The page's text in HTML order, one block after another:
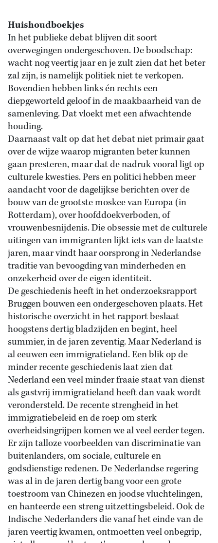
Huishoudboekjes
In het publieke debat blijven dit soort
overwegingen ondergeschoven. De boodschap:
wacht nog veertig jaar en je zult zien dat het beter
zal zijn, is namelijk politiek niet te verkopen.
Bovendien hebben links én rechts een
diepgeworteld geloof in de maakbaarheid van de
samenleving. Dat vloekt met een afwachtende
houding.
Daarnaast valt op dat het debat niet primair gaat
over de wijze waarop migranten beter kunnen
gaan presteren, maar dat de nadruk vooral ligt op
culturele kwesties. Pers en politici hebben meer
aandacht voor de dagelijkse berichten over de
bouw van de grootste moskee van Europa (in
Rotterdam), over hoofddoekverboden, of
vrouwenbesnijdenis. Die obsessie met de culturele
uitingen van immigranten lijkt iets van de laatste
jaren, maar vindt haar oorsprong in Nederlandse
traditie van bevoogding van minderheden en
onzekerheid over de eigen identiteit.
De geschiedenis heeft in het onderzoeksrapport
Bruggen bouwen een ondergeschoven plaats. Het
historische overzicht in het rapport beslaat
hoogstens dertig bladzijden en begint, heel
summier, in de jaren zeventig. Maar Nederland is
al eeuwen een immigratieland. Een blik op de
minder recente geschiedenis laat zien dat
Nederland een veel minder fraaie staat van dienst
als gastvrij immigratieland heeft dan vaak wordt
verondersteld. De recente strengheid in het
immigratiebeleid en de roep om sterk
overheidsingrijpen komen we al veel eerder tegen.
Er zijn talloze voorbeelden van discriminatie van
buitenlanders, om sociale, culturele en
godsdienstige redenen. De Nederlandse regering
was al in de jaren dertig bang voor een grote
toestroom van Chinezen en joodse vluchtelingen,
en hanteerde een streng uitzettingsbeleid. Ook de
Indische Nederlanders die vanaf het einde van de
jaren veertig kwamen, ontmoetten veel onbegrip,